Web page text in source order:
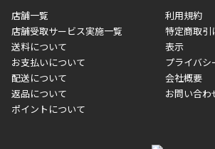
■商品によっては一部決済方法が使用できな
す。
メーカー直送品など一部商品については、そ
制限がかかる場合がございます。また発送日
異なる場合がございます。対象商品の説明ペ
い。
■店舗受取をご選択いただいた場合
ご注文が確認出来次第、お受取される店舗在
をさせていただきます。店舗に在庫がない場
店舗一覧
店舗受取サービス実施一覧
送料について
お支払いについて
配送について
返品について
ポイントについて
利用規約
特定商取引
表示
プライバシ
会社概要
お問い合わ